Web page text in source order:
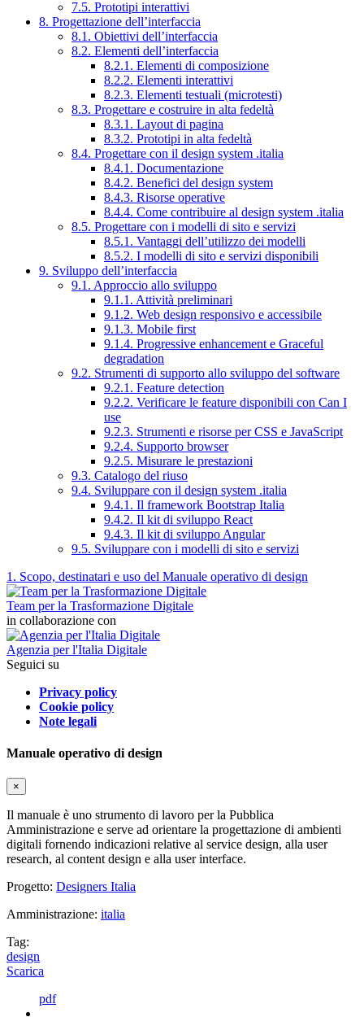
7.5. Prototipi interattivi
8. Progettazione dell’interfaccia
8.1. Obiettivi dell’interfaccia
8.2. Elementi dell’interfaccia
8.2.1. Elementi di composizione
8.2.2. Elementi interattivi
8.2.3. Elementi testuali (microtesti)
8.3. Progettare e costruire in alta fedeltà
8.3.1. Layout di pagina
8.3.2. Prototipi in alta fedeltà
8.4. Progettare con il design system .italia
8.4.1. Documentazione
8.4.2. Benefici del design system
8.4.3. Risorse operative
8.4.4. Come contribuire al design system .italia
8.5. Progettare con i modelli di sito e servizi
8.5.1. Vantaggi dell’utilizzo dei modelli
8.5.2. I modelli di sito e servizi disponibili
9. Sviluppo dell’interfaccia
9.1. Approccio allo sviluppo
9.1.1. Attività preliminari
9.1.2. Web design responsivo e accessibile
9.1.3. Mobile first
9.1.4. Progressive enhancement e Graceful
degradation
9.2. Strumenti di supporto allo sviluppo del software
9.2.1. Feature detection
9.2.2. Verificare le feature disponibili con Can I
use
9.2.3. Strumenti e risorse per CSS e JavaScript
9.2.4. Supporto browser
9.2.5. Misurare le prestazioni
9.3. Catalogo del riuso
9.4. Sviluppare con il design system .italia
9.4.1. Il framework Bootstrap Italia
9.4.2. Il kit di sviluppo React
9.4.3. Il kit di sviluppo Angular
9.5. Sviluppare con i modelli di sito e servizi
1. Scopo, destinatari e uso del Manuale operativo di design
Team per la Trasformazione Digitale
in collaborazione con
Agenzia per l'Italia Digitale
Seguici su
Privacy policy
Cookie policy
Note legali
Manuale operativo di design
×
Il manuale è uno strumento di lavoro per la Pubblica
Amministrazione e serve ad orientare la progettazione di ambienti
digitali fornendo indicazioni relative al service design, alla user
research, al content design e alla user interface.
Progetto: Designers Italia
Amministrazione: italia
Tag:
design
Scarica
pdf